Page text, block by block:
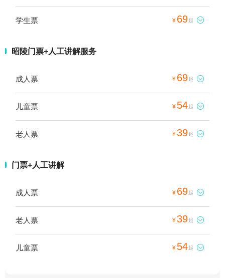
学生票 ¥ 69起 
昭陵门票+人工讲解服务
成人票 ¥ 69起 
儿童票 ¥ 54起 
老人票 ¥39起 
门票+人工讲解
成人票 ¥ 69起 
老人票 ¥39起 
儿童票 ¥ 54起 